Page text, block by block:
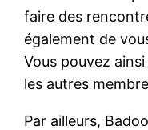
faire des
également de
Vous pouvez
les autres
Par ailleurs,